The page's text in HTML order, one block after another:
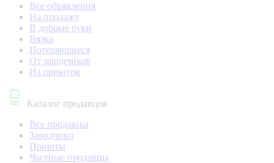
Все объявления
На продажу
В добрые руки
Вязка
Потерявшиеся
От заводчиков
Из приютов
Каталог продавцов
Все продавцы
Заводчики
Приюты
Частные продавцы